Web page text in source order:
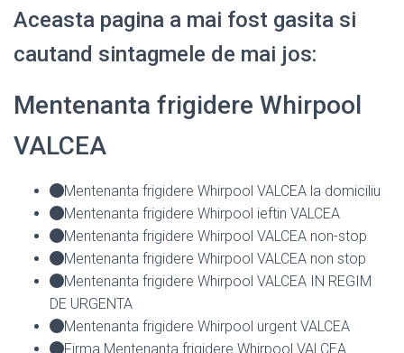
Aceasta pagina a mai fost gasita si
cautand sintagmele de mai jos:
Mentenanta frigidere Whirpool
VALCEA
Mentenanta frigidere Whirpool VALCEA la domiciliu
Mentenanta frigidere Whirpool ieftin VALCEA
Mentenanta frigidere Whirpool VALCEA non-stop
Mentenanta frigidere Whirpool VALCEA non stop
Mentenanta frigidere Whirpool VALCEA IN REGIM
DE URGENTA
Mentenanta frigidere Whirpool urgent VALCEA
Firma Mentenanta frigidere Whirpool VALCEA